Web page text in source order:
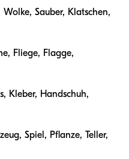
Wolke, Sauber, Klatschen,
Fliege, Flagge,
Kleber, Handschuh,
Spiel, Pflanze, Teller,